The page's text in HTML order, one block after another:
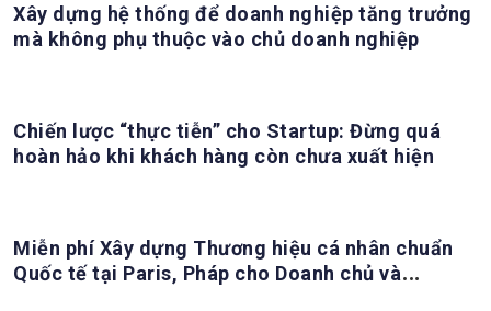
Xây dựng hệ thống để doanh nghiệp tăng trưởng
mà không phụ thuộc vào chủ doanh nghiệp
Chiến lược “thực tiễn” cho Startup: Đừng quá
hoàn hảo khi khách hàng còn chưa xuất hiện
Miễn phí Xây dựng Thương hiệu cá nhân chuẩn
Quốc tế tại Paris, Pháp cho Doanh chủ và